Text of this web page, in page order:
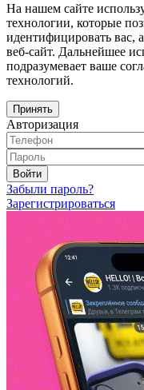
На нашем сайте
технологии, которые
идентифицировать вас,
веб-сайт. Дальнейшее
подразумевает ваше
технологий.
Принять
Авторизация
Войти
Забыли пароль?
Зарегистрироваться